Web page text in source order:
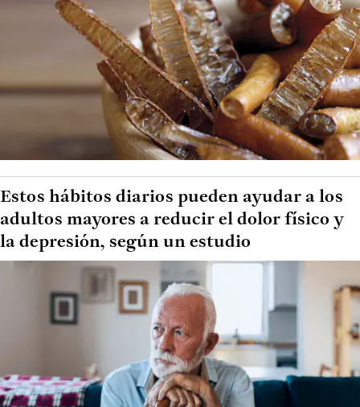
Estos hábitos diarios pueden ayudar a los
adultos mayores a reducir el dolor físico y
la depresión, según un estudio